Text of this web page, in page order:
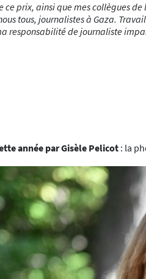
prix, ainsi que mes collègues
tous, journalistes à Gaza.
responsabilité de journaliste
année par Gisèle Pelicot : la